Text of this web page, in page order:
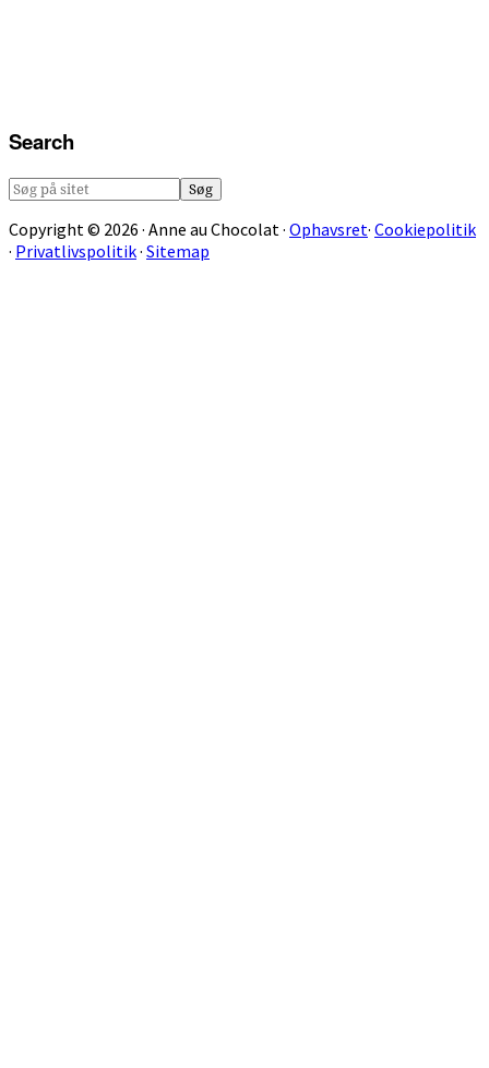
Search
Søg
sitet
Copyright © 2026 · Anne au Chocolat · Ophavsret· Cookiepolitik
· Privatlivspolitik· Sitemap